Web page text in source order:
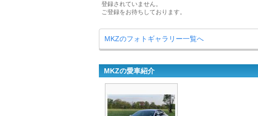
登録されていません。
ご登録をお待ちしております。
MKZのフォトギャラリー一覧へ
MKZの愛車紹介